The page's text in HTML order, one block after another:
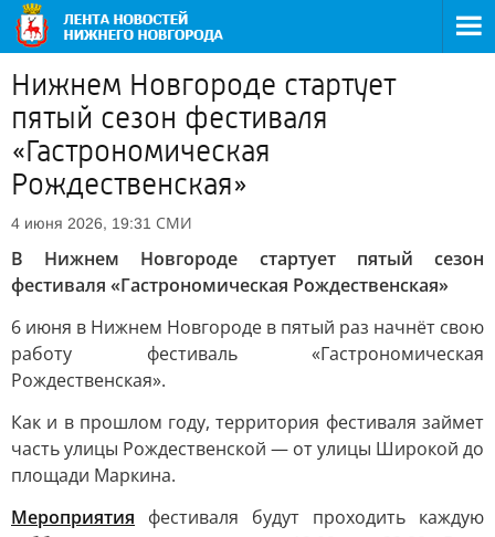
Нижнем Новгороде стартует
пятый сезон фестиваля
«Гастрономическая
Рождественская»
4 июня 2026, 19:31 СМИ
В Нижнем Новгороде стартует пятый сезон
фестиваля «Гастрономическая Рождественская»
6 июня в Нижнем Новгороде в пятый раз начнёт свою
работу фестиваль «Гастрономическая
Рождественская».
Как и в прошлом году, территория фестиваля займет
часть улицы Рождественской — от улицы Широкой до
площади Маркина.
Мероприятия фестиваля будут проходить каждую